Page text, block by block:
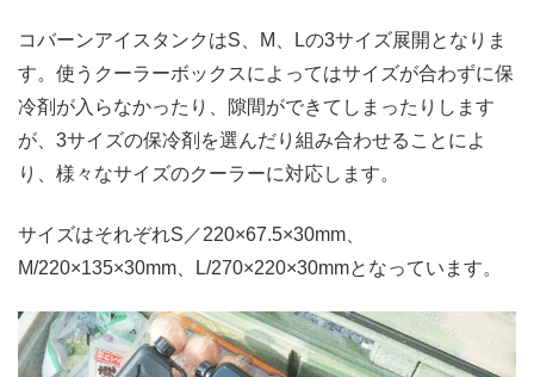
コバーンアイスタンクはS、M、Lの3サイズ展開となりま
す。使うクーラーボックスによってはサイズが合わずに保
冷剤が入らなかったり、隙間ができてしまったりします
が、3サイズの保冷剤を選んだり組み合わせることによ
り、様々なサイズのクーラーに対応します。
サイズはそれぞれS／220×67.5×30mm、
M/220×135×30mm、L/270×220×30mmとなっています。